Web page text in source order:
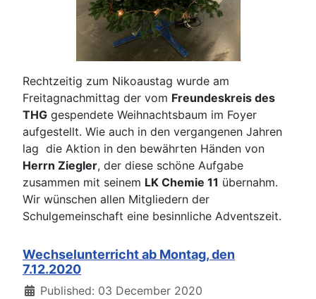
Rechtzeitig zum Nikoaustag wurde am
Freitagnachmittag der vom Freundeskreis des
THG gespendete Weihnachtsbaum im Foyer
aufgestellt. Wie auch in den vergangenen Jahren
lag die Aktion in den bewährten Händen von
Herrn Ziegler, der diese schöne Aufgabe
zusammen mit seinem LK Chemie 11 übernahm.
Wir wünschen allen Mitgliedern der
Schulgemeinschaft eine besinnliche Adventszeit.
Wechselunterricht ab Montag, den
7.12.2020
DetailsPublished: 03 December 2020